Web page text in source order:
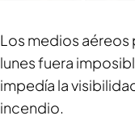
Los medios aéreos
lunes fuera
impedía la
incendio.